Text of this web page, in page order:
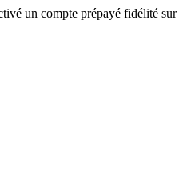
un compte prépayé fidélité sur